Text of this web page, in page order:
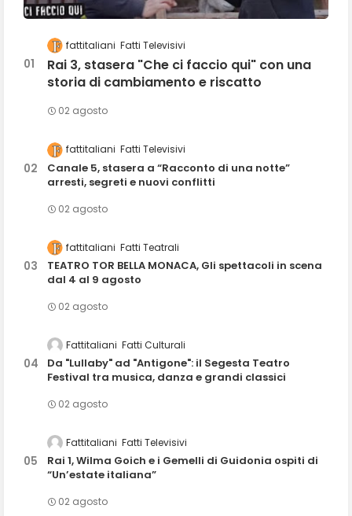
fattitaliani Fatti Televisivi
Rai 3, stasera "Che ci faccio qui" con una
storia di cambiamento e riscatto
02 agosto
fattitaliani Fatti Televisivi
Canale 5, stasera a “Racconto di una notte”
arresti, segreti e nuovi conflitti
02 agosto
fattitaliani Fatti Teatrali
TEATRO TOR BELLA MONACA, Gli spettacoli in scena
dal 4 al 9 agosto
02 agosto
Fattitaliani Fatti Culturali
Da "Lullaby" ad "Antigone": il Segesta Teatro
Festival tra musica, danza e grandi classici
02 agosto
Fattitaliani Fatti Televisivi
Rai 1, Wilma Goich e i Gemelli di Guidonia ospiti di
“Un’estate italiana”
02 agosto